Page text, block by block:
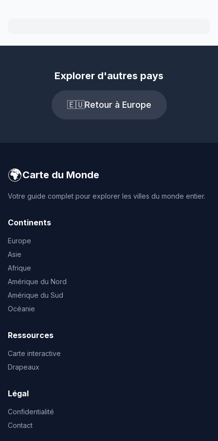
Explorer d'autres pays
🇪🇺Retour à Europe
🌍Carte du Monde
Votre guide complet pour explorer les villes du monde entier.
Continents
Europe
Asie
Afrique
Amérique du Nord
Amérique du Sud
Océanie
Ressources
Carte interactive
Drapeaux
Légal
Confidentialité
Contact